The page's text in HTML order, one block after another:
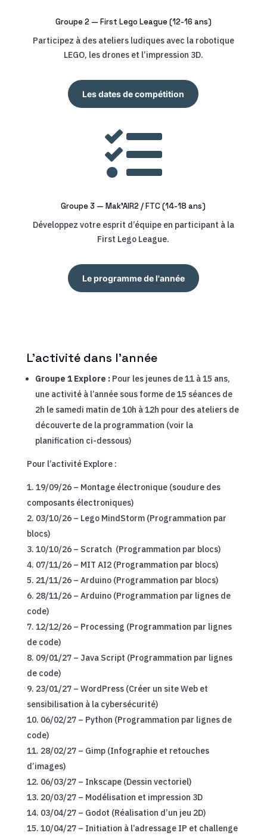
Groupe 2 — First Lego League (12-16 ans)
Participez à des ateliers ludiques avec la robotique
LEGO, les drones et l’impression 3D.
Les dates de compétition

Groupe 3 — Mak’AIR2 / FTC (14-18 ans)
Développez votre esprit d’équipe en participant à la
First Lego League.
Le programme de l'année
L’activité dans l’année
Groupe 1 Explore :Pour les jeunes de 11 à 15 ans,
une activité à l’année sous forme de 15 séances de
2h le samedi matin de 10h à 12h pour des ateliers de
découverte de la programmation (voir la
planification ci-dessous)
Pour l’activité Explore :
19/09/26 – Montage électronique (soudure des
composants électroniques)
03/10/26 – Lego MindStorm (Programmation par
blocs)
10/10/26 – Scratch (Programmation par blocs)
07/11/26 – MIT AI2 (Programmation par blocs)
21/11/26 – Arduino (Programmation par blocs)
28/11/26 – Arduino (Programmation par lignes de
code)
12/12/26 – Processing (Programmation par lignes
de code)
09/01/27 – Java Script (Programmation par lignes
de code)
23/01/27 – WordPress (Créer un site Web et
sensibilisation à la cybersécurité)
06/02/27 – Python (Programmation par lignes de
code)
28/02/27 – Gimp (Infographie et retouches
d’images)
06/03/27 – Inkscape (Dessin vectoriel)
20/03/27 – Modélisation et impression 3D
03/04/27 – Godot (Réalisation d’un jeu 2D)
10/04/27 – Initiation à l’adressage IP et challenge